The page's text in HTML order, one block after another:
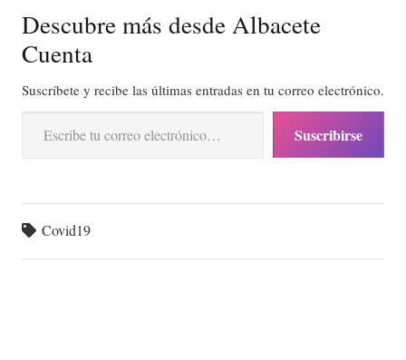
Descubre más desde Albacete
Cuenta
Suscríbete y recibe las últimas entradas en tu correo electrónico.
Escribe tu correo electrónico…
Suscribirse
Covid19